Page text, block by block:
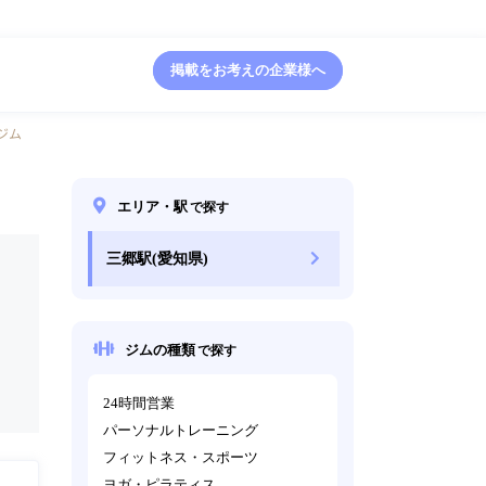
掲載をお考えの企業様へ
ム
エリア・駅で探す
三郷駅(愛知県)
ジムの種類で探す
24時間営業
パーソナルトレーニング
フィットネス・スポーツ